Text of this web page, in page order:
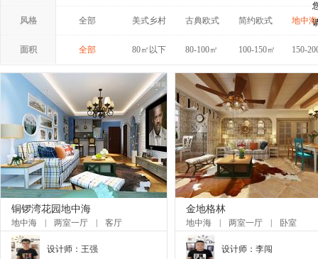
风格 全部 美式乡村 古典欧式 简约欧式 地中海
面积 全部 80㎡以下 80-100㎡ 100-150㎡ 150-
铜锣湾花园地中海
地中海 两室一厅 客厅
设计师： 王强
金地格林
地中海 两室一厅 卧室
设计师： 李闯